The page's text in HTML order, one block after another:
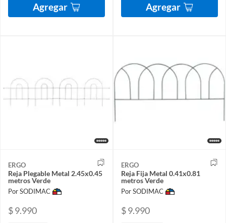
Agregar Agregar
ERGO
Reja Plegable Metal 2.45x0.45
metros Verde
Por SODIMAC
$ 9.990
ERGO
Reja Fija Metal 0.41x0.81
metros Verde
Por SODIMAC
$ 9.990